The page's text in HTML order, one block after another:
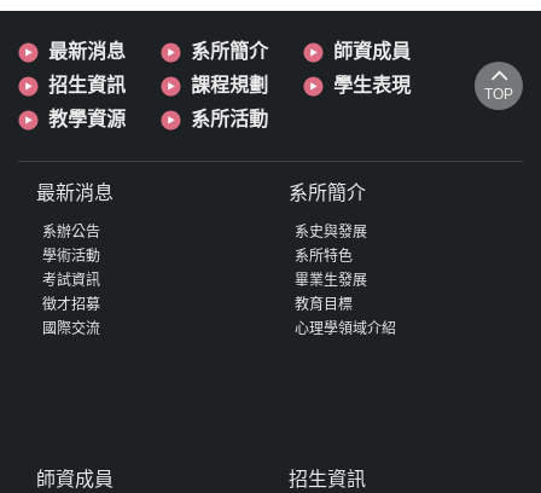
最新消息 系所簡介
師資成員
招生資訊
課程規劃
學生表現
教學資源
系所活動
TOP
最新消息
系辦公告
學術活動
考試資訊
徵才招募
國際交流
系所簡介
系史與發展
系所特色
畢業生發展
教育目標
心理學領域介紹
師資成員 招生資訊